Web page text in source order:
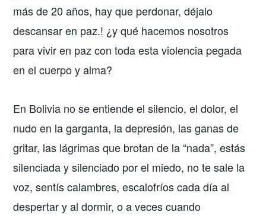
más de 20 años, hay que perdonar, déjalo
descansar en paz.! ¿y qué hacemos nosotros
para vivir en paz con toda esta violencia pegada
en el cuerpo y alma?
En Bolivia no se entiende el silencio, el dolor, el
nudo en la garganta, la depresión, las ganas de
gritar, las lágrimas que brotan de la “nada”, estás
silenciada y silenciado por el miedo, no te sale la
voz, sentís calambres, escalofríos cada día al
despertar y al dormir, o a veces cuando